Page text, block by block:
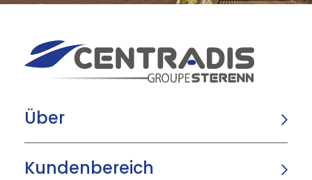
Über
Kundenbereich